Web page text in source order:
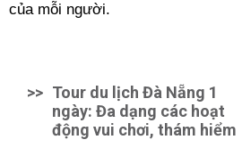
của mỗi người.
>> Tour du lịch Đà Nẵng 1
ngày: Đa dạng các hoạt
động vui chơi, thám hiểm